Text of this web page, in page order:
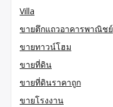
Villa
ขายตึกแถวอาคารพาณิชย์
ขายทาวน์โฮม
ขายที่ดิน
ขายที่ดินราคาถูก
ขายโรงงาน